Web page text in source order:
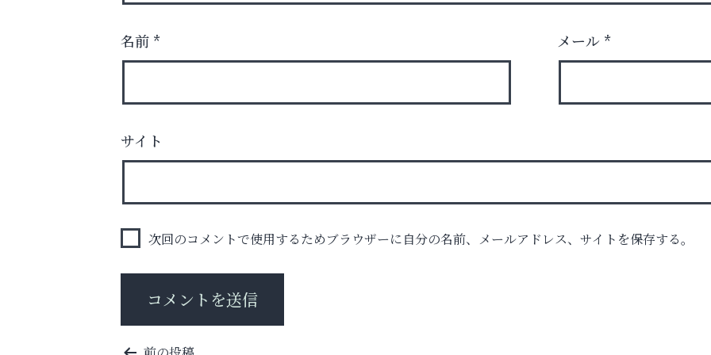
知などお気軽にご相談ください。
ラ・ミカ矯正歯科
名前 * メール *
サイト
次回のコメントで使用するためブラウザーに自分の名前、メールアドレス、サイトを保存する。